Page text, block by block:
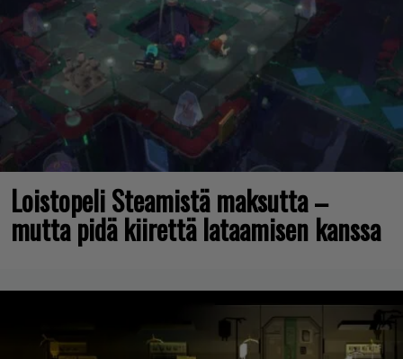
Loistopeli Steamistä maksutta –
mutta pidä kiirettä lataamisen kanssa